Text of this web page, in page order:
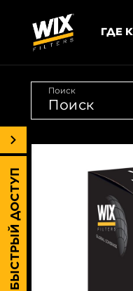
ГДЕ
Поиск
БЫСТРЫЙ ДОСТУП